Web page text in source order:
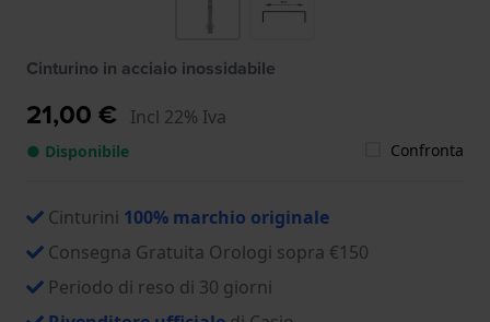
Cinturino in acciaio inossidabile
21,00 € Incl 22% Iva
● Disponibile Confronta
Cinturini 100% marchio originale
Consegna Gratuita Orologi sopra €150
Periodo di reso di 30 giorni